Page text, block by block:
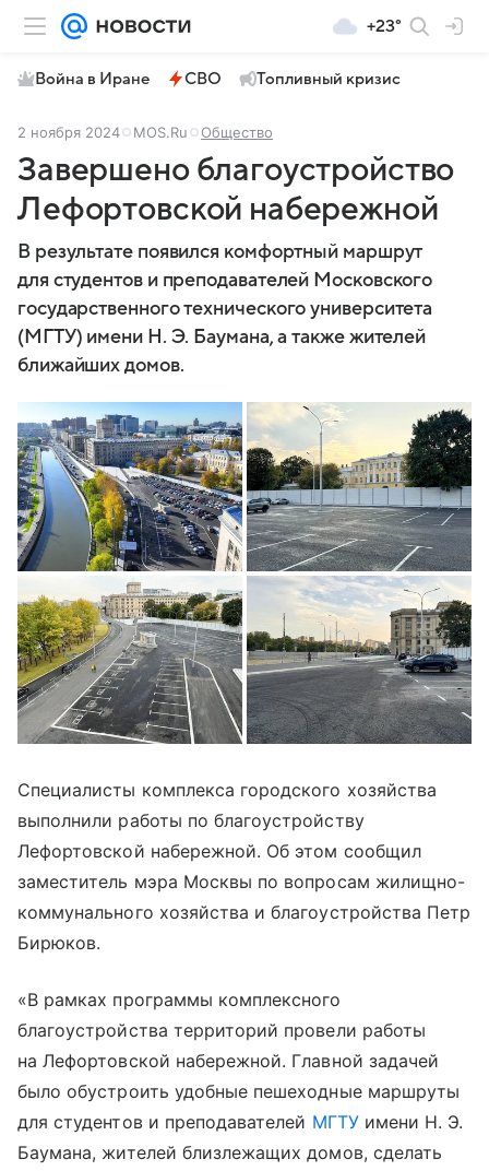
+23°
Война в Иране СВО Топливный кризис
2 ноября 2024 MOS.Ru Общество
Завершено благоустройство
Лефортовской набережной
В результате появился комфортный маршрут
для студентов и преподавателей Московского
государственного технического университета
(МГТУ) имени Н. Э. Баумана, а также жителей
ближайших домов.
Специалисты комплекса городского хозяйства
выполнили работы по благоустройству
Лефортовской набережной. Об этом сообщил
заместитель мэра Москвы по вопросам жилищно-
коммунального хозяйства и благоустройства Петр
Бирюков.
«В рамках программы комплексного
благоустройства территорий провели работы
на Лефортовской набережной. Главной задачей
было обустроить удобные пешеходные маршруты
для студентов и преподавателей МГТУимени Н. Э.
Баумана, жителей близлежащих домов, сделать